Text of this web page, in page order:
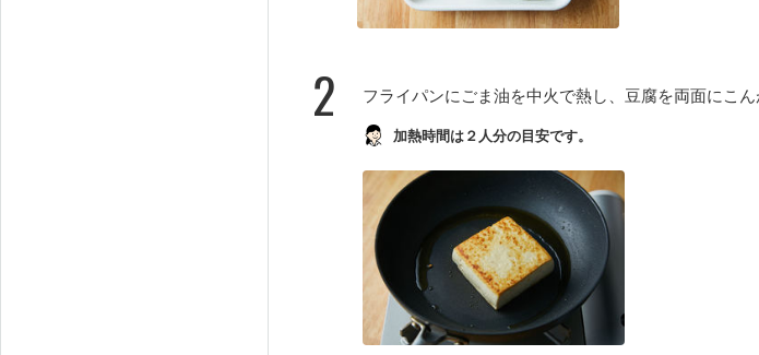
2 フライパンにごま油を中火で熱し、豆腐を両面にこ
加熱時間は２人分の目安です。